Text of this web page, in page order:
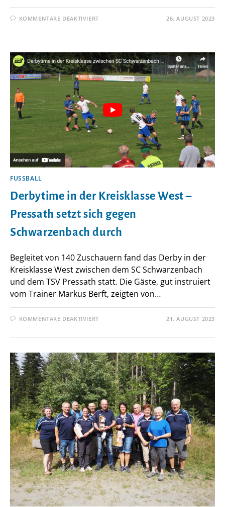
KOMMENTARE DEAKTIVIERTFÜR
KINO
TSV
PRESSATH
26. AUGUST 2023
FUSSBALL
Derbytime in der Kreisklasse West –
Pressath setzt sich gegen
Schwarzenbach durch
Begleitet von 140 Zuschauern fand das Derby in der
Kreisklasse West zwischen dem SC Schwarzenbach
und dem TSV Pressath statt. Die Gäste, gut instruiert
vom Trainer Markus Berft, zeigten von…
KOMMENTARE DEAKTIVIERTFÜR
DER
WEST
–
PRESSATH
SETZT
SICH
GEGEN
SCHWARZENBACH
DURCH
21. AUGUST 2023